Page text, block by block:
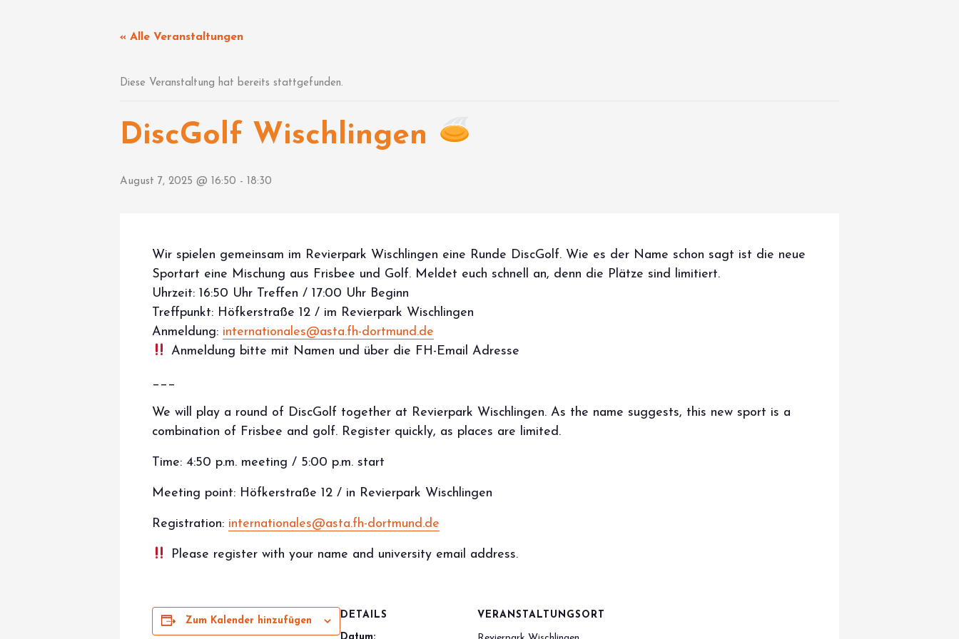
« Alle Veranstaltungen
Diese Veranstaltung hat bereits stattgefunden.
DiscGolf Wischlingen
August 7, 2025 @ 16:50 - 18:30
Wir spielen gemeinsam im Revierpark Wischlingen eine Runde DiscGolf. Wie es der Name schon sagt ist die neue
Sportart eine Mischung aus Frisbee und Golf. Meldet euch schnell an, denn die Plätze sind limitiert.
Uhrzeit: 16:50 Uhr Treffen / 17:00 Uhr Beginn
Treffpunkt: Höfkerstraße 12 / im Revierpark Wischlingen
Anmeldung: internationales@asta.fh-dortmund.de
Anmeldung bitte mit Namen und über die FH-Email Adresse
___
We will play a round of DiscGolf together at Revierpark Wischlingen. As the name suggests, this new sport is a
combination of Frisbee and golf. Register quickly, as places are limited.
Time: 4:50 p.m. meeting / 5:00 p.m. start
Meeting point: Höfkerstraße 12 / in Revierpark Wischlingen
Registration: internationales@asta.fh-dortmund.de
Please register with your name and university email address.
Zum Kalender hinzufügen
DETAILS VERANSTALTUNGSORT